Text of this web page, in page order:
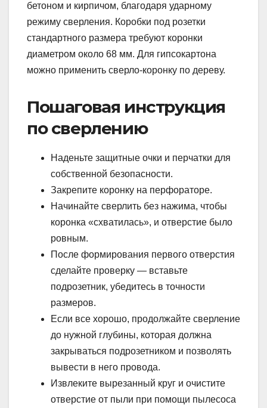
бетоном и кирпичом, благодаря ударному
режиму сверления. Коробки под розетки
стандартного размера требуют коронки
диаметром около 68 мм. Для гипсокартона
можно применить сверло-коронку по дереву.
Пошаговая инструкция
по сверлению
Наденьте защитные очки и перчатки для
собственной безопасности.
Закрепите коронку на перфораторе.
Начинайте сверлить без нажима, чтобы
коронка «схватилась», и отверстие было
ровным.
После формирования первого отверстия
сделайте проверку — вставьте
подрозетник, убедитесь в точности
размеров.
Если все хорошо, продолжайте сверление
до нужной глубины, которая должна
закрываться подрозетником и позволять
вывести в него провода.
Извлеките вырезанный круг и очистите
отверстие от пыли при помощи пылесоса